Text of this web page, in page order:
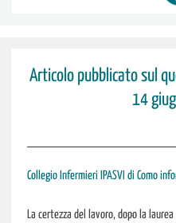
Articolo pubblicato sul
14
Collegio Infermieri IPASVI di Como
La certezza del lavoro, dopo la laurea